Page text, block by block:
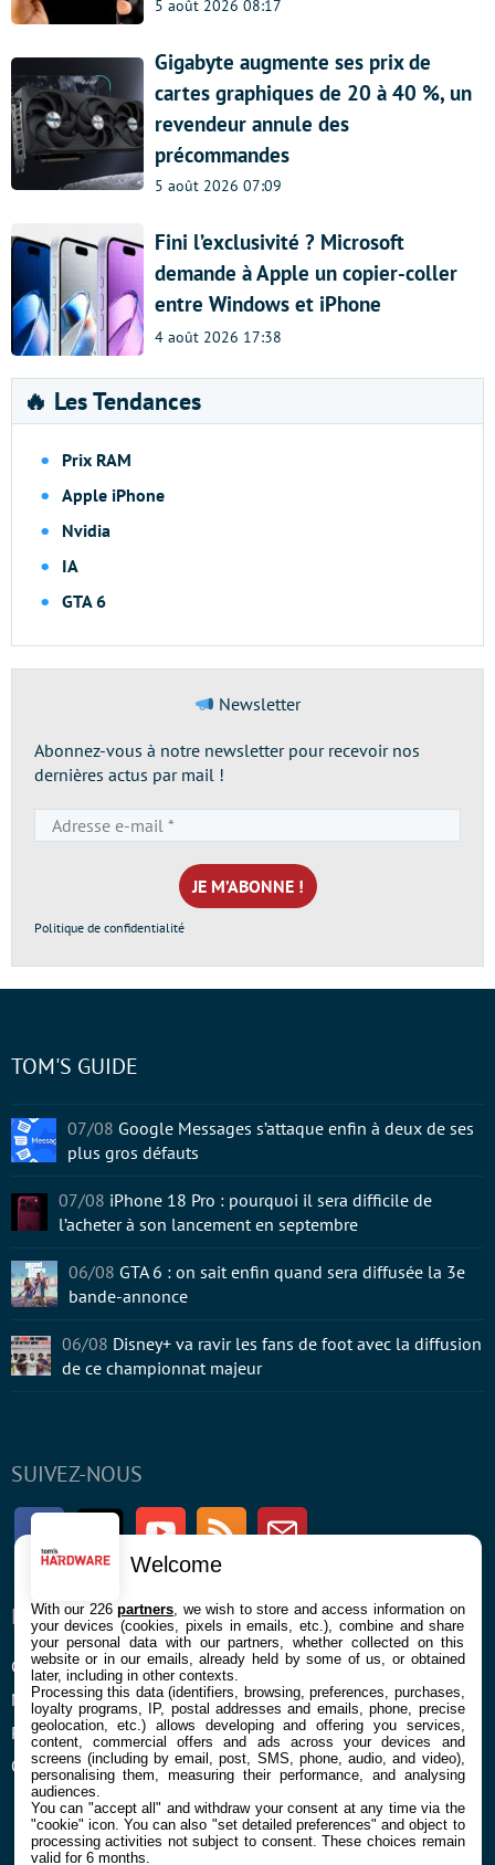
5 août 2026 08:17
Gigabyte augmente ses prix de
cartes graphiques de 20 à 40 %, un
revendeur annule des
précommandes
5 août 2026 07:09
Fini l’exclusivité ? Microsoft
demande à Apple un copier-coller
entre Windows et iPhone
4 août 2026 17:38
🔥 Les Tendances
Prix RAM
Apple iPhone
Nvidia
IA
GTA 6
Newsletter
Abonnez-vous à notre newsletter pour recevoir nos
dernières actus par mail !
e-
mail
*
Politique de confidentialité
SUIVEZ-NOUS
FacebookTwitter Youtube RSS Newsletter
ENTREPRISE
Confidentialité et Cookies
Mentions légales et CGU
Préférences Cookies
Qui sommes nous
À PROPOS
Contact
TOM'S GUIDE
07/08 Google Messages s’attaque enfin à deux de ses
plus gros défauts
07/08 iPhone 18 Pro : pourquoi il sera difficile de
l’acheter à son lancement en septembre
06/08 GTA 6 : on sait enfin quand sera diffusée la 3e
bande-annonce
06/08 Disney+ va ravir les fans de foot avec la diffusion
de ce championnat majeur
Welcome
With our 226partners , we wish to store and access information on
your devices (cookies, pixels in emails, etc.), combine and share
your personal data with our partners, whether collected on this
website or in our emails, already held by some of us, or obtained
later, including in other contexts.
Processing this data (identifiers, browsing, preferences, purchases,
loyalty programs, IP, postal addresses and emails, phone, precise
geolocation, etc.) allows developing and offering you services,
content, commercial offers and ads across your devices and
screens (including by email, post, SMS, phone, audio, and video),
personalising them, measuring their performance, and analysing
audiences.
You can "accept all" and withdraw your consent at any time via the
"cookie" icon. You can also "set detailed preferences" and object to
processing activities not subject to consent. These choices remain
valid for 6 months.